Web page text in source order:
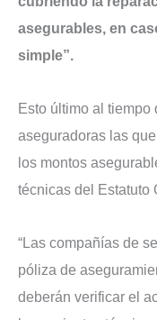
asegurables, en
simple”.
Esto último al
aseguradoras las
los montos
técnicas del Estatuto
“Las compañías de
póliza de
deberán verificar el